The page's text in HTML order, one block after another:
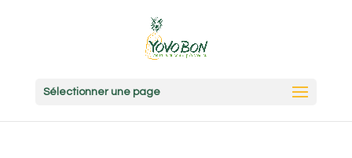
Sélectionner une page